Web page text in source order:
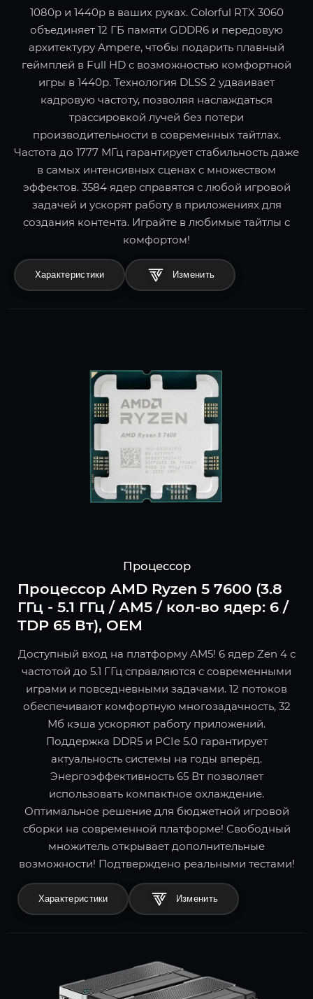
1080p и 1440p в ваших руках. Colorful RTX 3060
объединяет 12 ГБ памяти GDDR6 и передовую
архитектуру Ampere, чтобы подарить плавный
геймплей в Full HD с возможностью комфортной
игры в 1440p. Технология DLSS 2 удваивает
кадровую частоту, позволяя наслаждаться
трассировкой лучей без потери
производительности в современных тайтлах.
Частота до 1777 МГц гарантирует стабильность даже
в самых интенсивных сценах с множеством
эффектов. 3584 ядер справятся с любой игровой
задачей и ускорят работу в приложениях для
создания контента. Играйте в любимые тайтлы с
комфортом!
Характеристики
Процессор
Процессор AMD Ryzen 5 7600 (3.8
ГГц - 5.1 ГГц / AM5 / кол-во ядер: 6 /
TDP 65 Вт), OEM
Доступный вход на платформу AM5! 6 ядер Zen 4 с
частотой до 5.1 ГГц справляются с современными
играми и повседневными задачами. 12 потоков
обеспечивают комфортную многозадачность, 32
Мб кэша ускоряют работу приложений.
Поддержка DDR5 и PCIe 5.0 гарантирует
актуальность системы на годы вперёд.
Энергоэффективность 65 Вт позволяет
использовать компактное охлаждение.
Оптимальное решение для бюджетной игровой
сборки на современной платформе! Свободный
множитель открывает дополнительные
возможности! Подтверждено реальными тестами!
Характеристики